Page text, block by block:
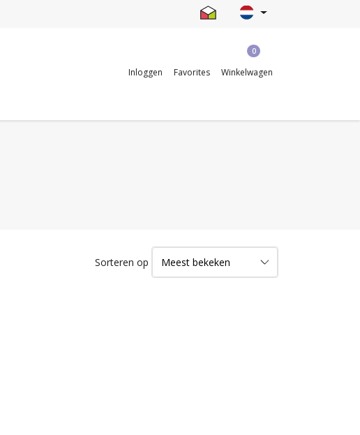
Inloggen Favorites
0
Winkelwagen
Sorteren op